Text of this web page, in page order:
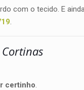
com o tecido. E
.
certinho.